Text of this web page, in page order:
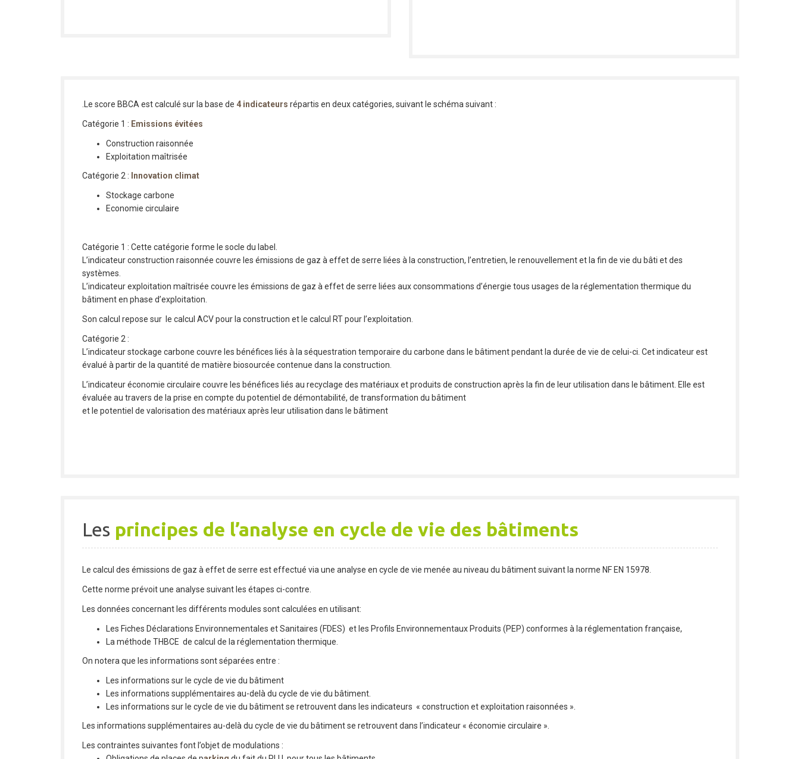
.Le score BBCA est calculé sur la base de 4 indicateurs répartis en deux catégories, suivant le schéma suivant :
Catégorie 1 : Emissions évitées
Construction raisonnée
Exploitation maîtrisée
Catégorie 2 : Innovation climat
Stockage carbone
Economie circulaire
Catégorie 1 : Cette catégorie forme le socle du label.
L’indicateur construction raisonnée couvre les émissions de gaz à effet de serre liées à la construction, l’entretien, le renouvellement et la fin de vie du bâti et des
systèmes.
L’indicateur exploitation maîtrisée couvre les émissions de gaz à effet de serre liées aux consommations d’énergie tous usages de la réglementation thermique du
bâtiment en phase d’exploitation.
Son calcul repose sur le calcul ACV pour la construction et le calcul RT pour l’exploitation.
Catégorie 2 :
L’indicateur stockage carbone couvre les bénéfices liés à la séquestration temporaire du carbone dans le bâtiment pendant la durée de vie de celui-ci. Cet indicateur est
évalué à partir de la quantité de matière biosourcée contenue dans la construction.
L’indicateur économie circulaire couvre les bénéfices liés au recyclage des matériaux et produits de construction après la fin de leur utilisation dans le bâtiment. Elle est
évaluée au travers de la prise en compte du potentiel de démontabilité, de transformation du bâtiment
et le potentiel de valorisation des matériaux après leur utilisation dans le bâtiment
Les principes de l’analyse en cycle de vie des bâtiments
Le calcul des émissions de gaz à effet de serre est effectué via une analyse en cycle de vie menée au niveau du bâtiment suivant la norme NF EN 15978.
Cette norme prévoit une analyse suivant les étapes ci-contre.
Les données concernant les différents modules sont calculées en utilisant:
Les Fiches Déclarations Environnementales et Sanitaires (FDES) et les Profils Environnementaux Produits (PEP) conformes à la réglementation française,
La méthode THBCE de calcul de la réglementation thermique.
On notera que les informations sont séparées entre :
Les informations sur le cycle de vie du bâtiment
Les informations supplémentaires au-delà du cycle de vie du bâtiment.
Les informations sur le cycle de vie du bâtiment se retrouvent dans les indicateurs « construction et exploitation raisonnées ».
Les informations supplémentaires au-delà du cycle de vie du bâtiment se retrouvent dans l’indicateur « économie circulaire ».
Les contraintes suivantes font l’objet de modulations :